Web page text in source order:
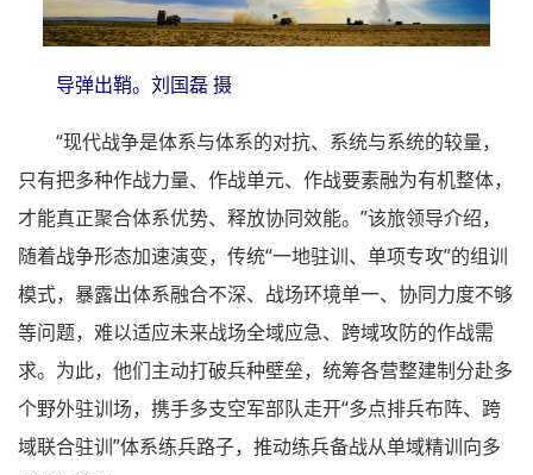
导弹出鞘。刘国磊 摄
“现代战争是体系与体系的对抗、系统与系统的较量，
只有把多种作战力量、作战单元、作战要素融为有机整体，
才能真正聚合体系优势、释放协同效能。”该旅领导介绍，
随着战争形态加速演变，传统“一地驻训、单项专攻”的组训
模式，暴露出体系融合不深、战场环境单一、协同力度不够
等问题，难以适应未来战场全域应急、跨域攻防的作战需
求。为此，他们主动打破兵种壁垒，统筹各营整建制分赴多
个野外驻训场，携手多支空军部队走开“多点排兵布阵、跨
域联合驻训”体系练兵路子，推动练兵备战从单域精训向多